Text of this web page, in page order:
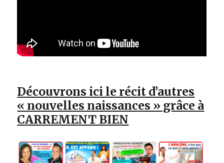
Découvrons ici le récit d’autres
« nouvelles naissances » grâce à
CARREMENT BIEN